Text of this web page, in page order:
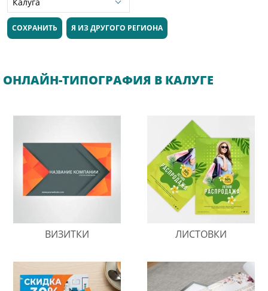
СОХРАНИТЬ Я ИЗ ДРУГОГО РЕГИОНА
ОНЛАЙН-ТИПОГРАФИЯ В КАЛУГЕ
ВИЗИТКИ ЛИСТОВКИ